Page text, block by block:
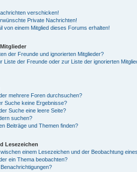
verschicken!
Private Nachrichten!
von einem Mitglied dieses Forums erhalten!
der Freunde und ignorierten Mitglieder?
Liste der Freunde oder zur Liste der ignorierten
mehrere Foren durchsuchen?
Suche keine Ergebnisse?
Suche eine leere Seite?
suchen?
Beiträge und Themen finden?
Lesezeichen
einem Lesezeichen und der Beobachtung
ein Thema beobachten?